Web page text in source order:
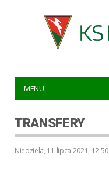
MENU
TRANSFERY
niedziela, 11 lipca 2021, 12:50